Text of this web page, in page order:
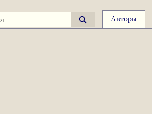
Авторы